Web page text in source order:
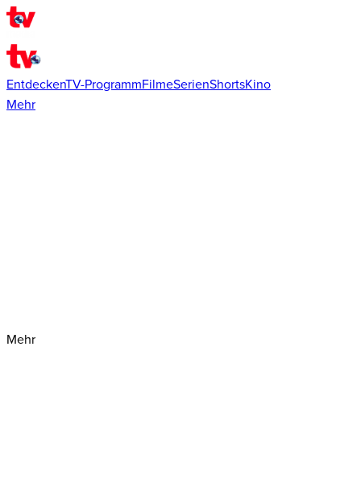
EntdeckenTV-ProgrammFilmeSerienShortsKino
Mehr
Mehr